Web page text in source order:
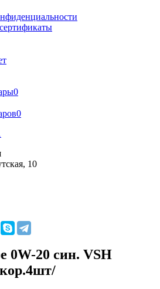
0
0
10
0W-20 син. VSH